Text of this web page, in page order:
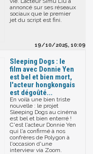
annoncé sur ses réseaux
sociaux que le premier
jet du script est fini.
19/10/2025, 10:09
Sleeping Dogs : le
film avec Donnie Yen
est bel et bien mort,
l'acteur hongkongais
est dégoûté...
En voilà une bien triste
nouvelle : le projet
Sleeping Dogs au cinéma
est bel et bien enterré !
C'est l'acteur Donnie Yen
qui l'a confirmé à nos
confrères de Polygon à
l'occasion d'une
interview via Zoom.